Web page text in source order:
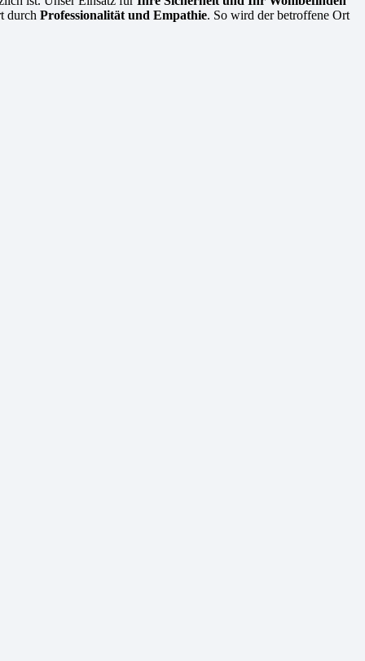
durch Professionalität und Empathie. So wird der betroffene Ort